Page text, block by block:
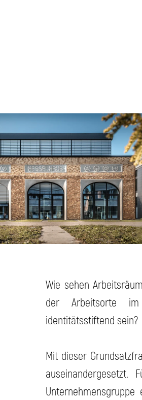
Wie sehen
der Arbeitsorte
identitätsstiftend sein?
Mit dieser